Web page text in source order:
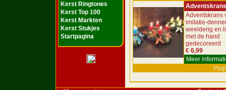
Kerst Ringtones
Kerst Top 100
Kerst Markten
Kerst Stukjes
Startpagina
Adventskrans
Adventskrans
imitatie-
weelderig en
met de hand
gedecoreerd
€ 6,99
Meer